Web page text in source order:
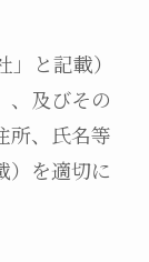
と記載）
、及びその
所、氏名等
）を適切に